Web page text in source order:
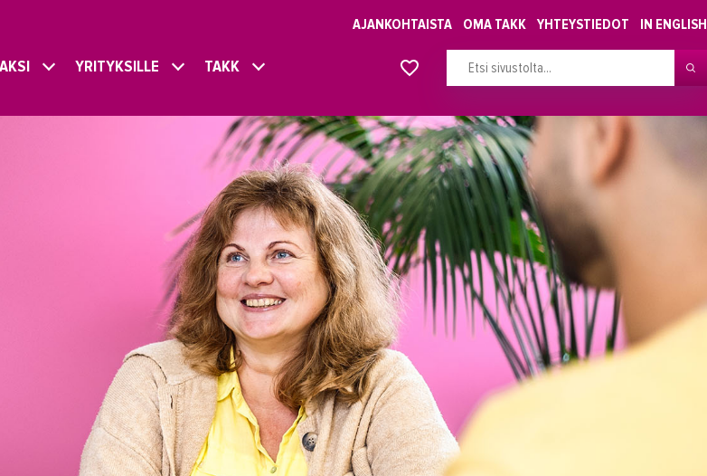
AJANKOHTAISTA OMA TAKK YHTEYSTIEDOT IN ENGLISH
YRITYKSILLE TAKK Alkavat koulutukset osiosta